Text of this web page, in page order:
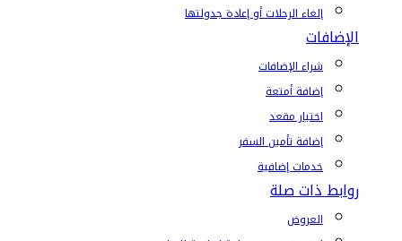
إلغاء الرحلات أو إعادة جدولتها
الإضافات
شراء الإضافات
إضافة أمتعة
اختيار مقعد
إضافة تأمين السفر
خدمات إضافية
روابط ذات صلة
العروض